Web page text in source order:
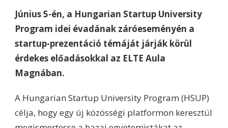
Június 5-én, a Hungarian Startup University
Program idei évadának záróeseményén a
startup-prezentáció témáját járják körül
érdekes előadásokkal az ELTE Aula
Magnában.
A Hungarian Startup University Program (HSUP)
célja, hogy egy új közösségi platformon keresztül